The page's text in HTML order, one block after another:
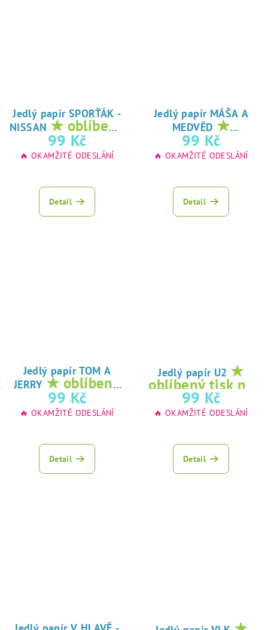
Jedlý papír SPORŤÁK -
NISSAN ★ oblíbený
tisk na jedlý
papír
99 Kč
🔥 OKAMŽITÉ ODESLÁNÍ
Detail
Jedlý papír MÁŠA A
MEDVĚD ★
oblíbený tisk na
jedlý papír
99 Kč
🔥 OKAMŽITÉ ODESLÁNÍ
Detail
Jedlý papír TOM A
JERRY ★ oblíbený
tisk na jedlý
papír
99 Kč
🔥 OKAMŽITÉ ODESLÁNÍ
Detail
Jedlý papír U2 ★
oblíbený tisk na
jedlý papír
99 Kč
🔥 OKAMŽITÉ ODESLÁNÍ
Detail